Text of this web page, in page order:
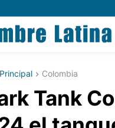
Colombia
Tank